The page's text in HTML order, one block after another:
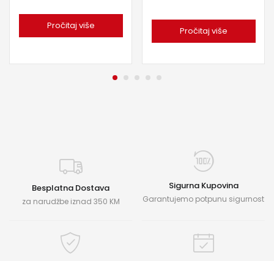
Pročitaj više Pročitaj više
Besplatna Dostava
za narudžbe iznad 350 KM
Sigurna Kupovina
Garantujemo potpunu sigurnost